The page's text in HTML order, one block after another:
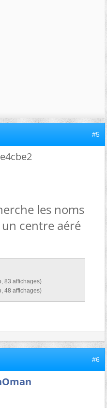
#5
les noms
centre aéré
83 affichages)
48 affichages)
#6